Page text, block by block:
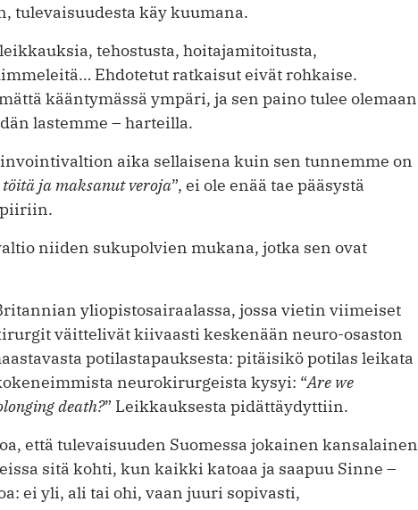
tulevaisuudesta käy kuumana.
tehostusta, hoitajamitoitusta,
Ehdotetut ratkaisut eivät rohkaise.
kääntymässä ympäri, ja sen paino tulee olemaan
lastemme – harteilla.
aika sellaisena kuin sen tunnemme on
ja maksanut veroja”, ei ole enää tae pääsystä
piiriin.
niiden sukupolvien mukana, jotka sen ovat
yliopistosairaalassa, jossa vietin viimeiset
väittelivät kiivaasti keskenään neuro-osaston
potilastapauksesta: pitäisikö potilas leikata
neurokirurgeista kysyi: “Are we
death?” Leikkauksesta pidättäydyttiin.
että tulevaisuuden Suomessa jokainen kansalainen
sitä kohti, kun kaikki katoaa ja saapuu Sinne –
ei yli, ali tai ohi, vaan juuri sopivasti,